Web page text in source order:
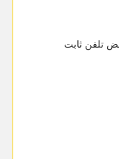
تلفن ثابت